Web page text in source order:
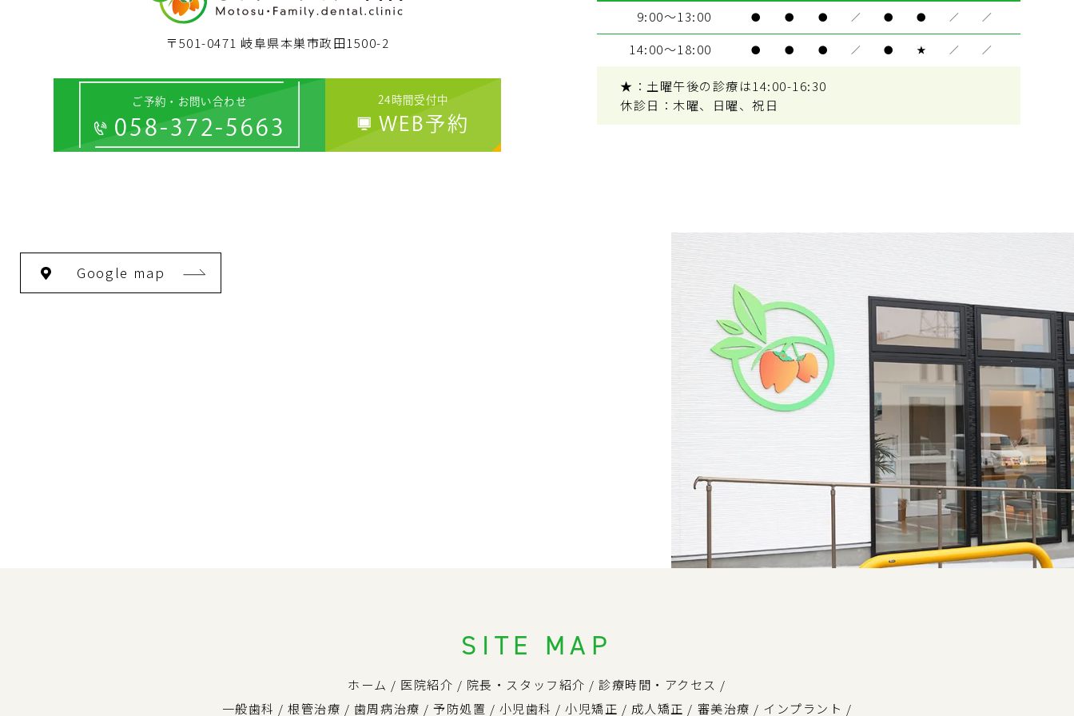
〒501-0471 岐阜県本巣市政田1500-2
ご予約・お問い合わせ
058-372-5663
24時間受付中
WEB予約
9:00～13:00 ● ● ● ／ ● ● ／ ／
14:00～18:00 ● ● ● ／ ● ★ ／ ／
★：土曜午後の診療は14:00-16:30
休診日：木曜、日曜、祝日
Google map
SITE MAP
ホーム / 医院紹介 / 院長・スタッフ紹介 /診療時間・アクセス /
一般歯科 /根管治療 / 歯周病治療 /予防処置 / 小児歯科 /小児矯正 / 成人矯正 / 審美治療 / インプラント /